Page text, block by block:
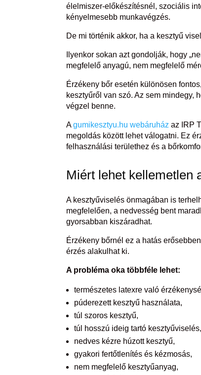
élelmiszer-előkészítésnél, szociális
kényelmesebb munkavégzés.
De mi történik akkor, ha a kesztyű
Ilyenkor sokan azt gondolják, hogy
megfelelő anyagú, nem megfelelő
Érzékeny bőr esetén különösen
kesztyűről van szó. Az sem mindegy,
végzel benne.
Agumikesztyu.hu webáruház az IRP
megoldás között lehet válogatni. Ez
felhasználási területhez és a
Miért lehet kellemetlen
A kesztyűviselés önmagában is
megfelelően, a nedvesség bent
gyorsabban kiszáradhat.
Érzékeny bőrnél ez a hatás
érzés alakulhat ki.
A probléma oka többféle lehet:
természetes latexre való
púderezett kesztyű használata,
túl szoros kesztyű,
túl hosszú ideig tartó kesztyűviselés,
nedves kézre húzott kesztyű,
gyakori fertőtlenítés és kézmosás,
nem megfelelő kesztyűanyag,